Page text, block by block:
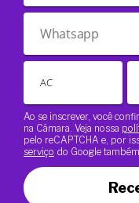
Ao se inscrever, você
na Câmara. Veja nossa
pelo reCAPTCHA e, por
serviço do Google